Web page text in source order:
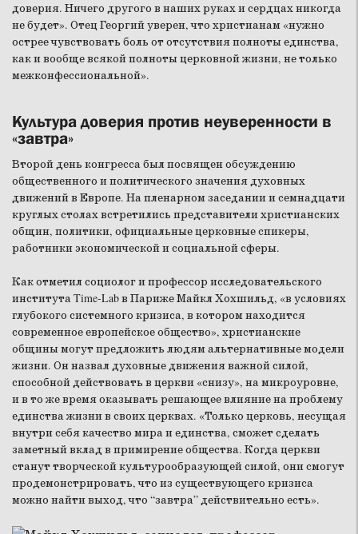
доверия. Ничего другого в наших руках и сердцах никогда
не будет». Отец Георгий уверен, что христианам «нужно
острее чувствовать боль от отсутствия полноты единства,
как и вообще всякой полноты церковной жизни, не только
межконфессиональной».
Культура доверия против неуверенности в
«завтра»
Второй день конгресса был посвящен обсуждению
общественного и политического значения духовных
движений в Европе. На пленарном заседании и семнадцати
круглых столах встретились представители христианских
общин, политики, официальные церковные спикеры,
работники экономической и социальной сферы.
Как отметил социолог и профессор исследовательского
института Time-Lab в Париже Майкл Хохшильд, «в условиях
глубокого системного кризиса, в котором находится
современное европейское общество», христианские
общины могут предложить людям альтернативные модели
жизни. Он назвал духовные движения важной силой,
способной действовать в церкви «снизу», на микроуровне,
и в то же время оказывать решающее влияние на проблему
единства жизни в своих церквах. «Только церковь, несущая
внутри себя качество мира и единства, сможет сделать
заметный вклад в примирение общества. Когда церкви
станут творческой культурообразующей силой, они смогут
продемонстрировать, что из существующего кризиса
можно найти выход, что “завтра” действительно есть».